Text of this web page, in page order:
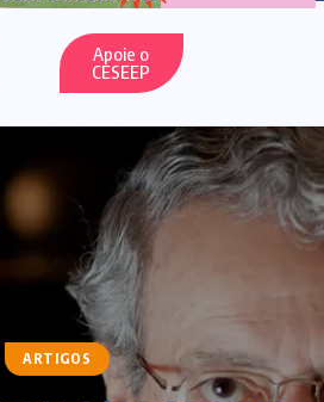
Apoie o
CESEEP
ARTIGOS